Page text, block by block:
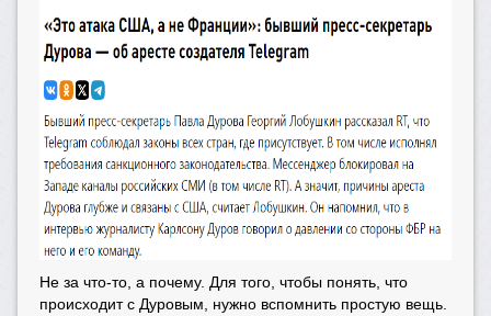
Не за что-то, а почему. Для того, чтобы понять, что
происходит с Дуровым, нужно вспомнить простую вещь.